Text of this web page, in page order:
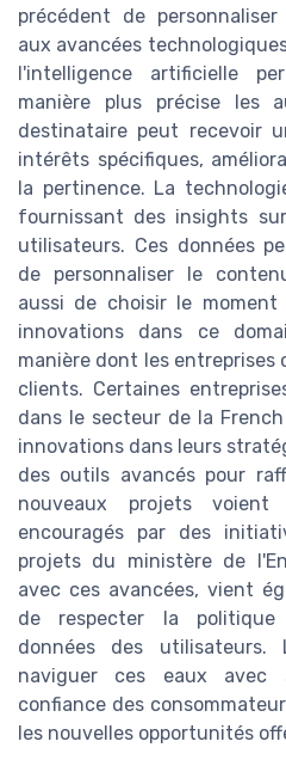
précédent de
aux avancées
l'intelligence artificielle
manière plus précise les
destinataire peut recevoir
intérêts spécifiques,
la pertinence. La
fournissant des insights
utilisateurs. Ces données
de personnaliser le
aussi de choisir le moment
innovations dans ce
manière dont les
clients. Certaines
dans le secteur de la
innovations dans leurs
des outils avancés pour
nouveaux projets
encouragés par des
projets du ministère de
avec ces avancées, vient
de respecter la
données des utilisateurs.
naviguer ces eaux avec
confiance des
les nouvelles opportunités